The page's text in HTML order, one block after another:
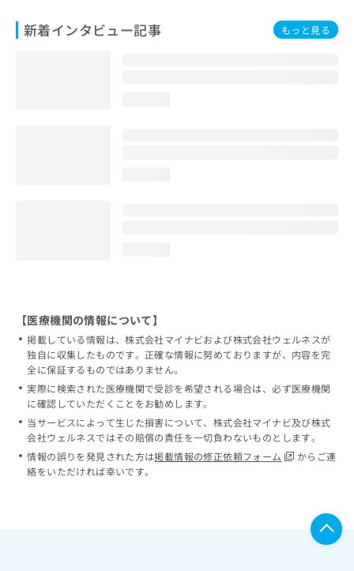
新着インタビュー記事 もっと見る
【医療機関の情報について】
掲載している情報は、株式会社マイナビおよび株式会社ウェルネスが
独自に収集したものです。正確な情報に努めておりますが、内容を完
全に保証するものではありません。
実際に検索された医療機関で受診を希望される場合は、必ず医療機関
に確認していただくことをお勧めします。
当サービスによって生じた損害について、株式会社マイナビ及び株式
会社ウェルネスではその賠償の責任を一切負わないものとします。
情報の誤りを発見された方は掲載情報の修正依頼フォーム
からご連
絡をいただければ幸いです。